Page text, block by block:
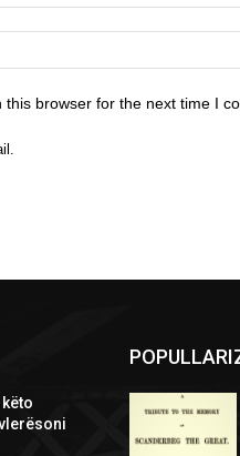
browser for the next time I